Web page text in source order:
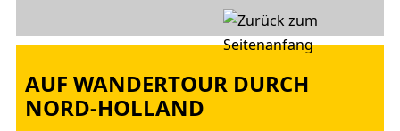
AUF WANDERTOUR DURCH
NORD-HOLLAND